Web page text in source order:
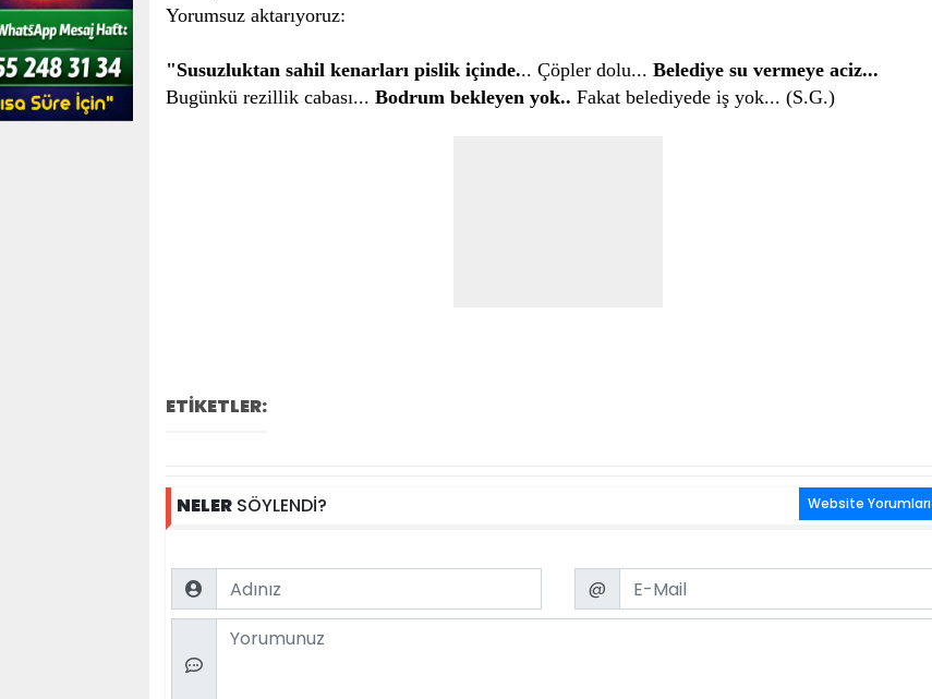
Yorumsuz aktarıyoruz:
"Susuzluktan sahil kenarları pislik içinde... Çöpler dolu... Belediye su vermeye aciz...
Bugünkü rezillik cabası... Bodrum bekleyen yok.. Fakat belediyede iş yok... (S.G.)
ETİKETLER:
NELERSÖYLENDİ? Website Yorumları
Name Email
@
Comment